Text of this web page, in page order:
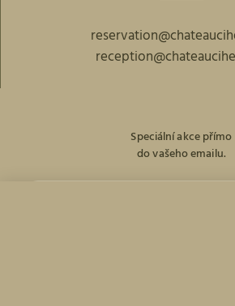
Speciální akce přímo
do vašeho emailu.